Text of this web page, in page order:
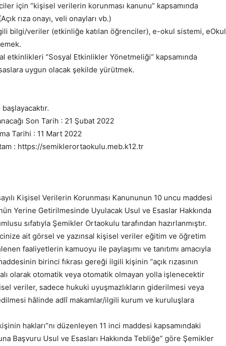
için “kişisel verilerin korunması kanunu” kapsamında
rıza onayı, veli onayları vb.)
bilgi/veriler (etkinliğe katılan öğrenciler), e-okul sistemi, eOkul
etkinlikleri “Sosyal Etkinlikler Yönetmeliği” kapsamında
uygun olacak şekilde yürütmek.
Son Tarih : 21 Şubat 2022
Tarihi : 11 Mart 2022
: https://semiklerortaokulu.meb.k12.tr
Kişisel Verilerin Korunması Kanununun 10 uncu maddesi
Yerine Getirilmesinde Uyulacak Usul ve Esaslar Hakkında
sıfatıyla Şemikler Ortaokulu tarafından hazırlanmıştır.
ait görsel ve yazınsal kişisel veriler eğitim ve öğretim
faaliyetlerin kamuoyu ile paylaşımı ve tanıtımı amacıyla
birinci fıkrası gereği ilgili kişinin “açık rızasının
olarak otomatik veya otomatik olmayan yolla işlenecektir
veriler, sadece hukuki uyuşmazlıkların giderilmesi veya
hâlinde adlî makamlar/ilgili kurum ve kuruluşlara
hakları”nı düzenleyen 11 inci maddesi kapsamındaki
Başvuru Usul ve Esasları Hakkında Tebliğe” göre Şemikler